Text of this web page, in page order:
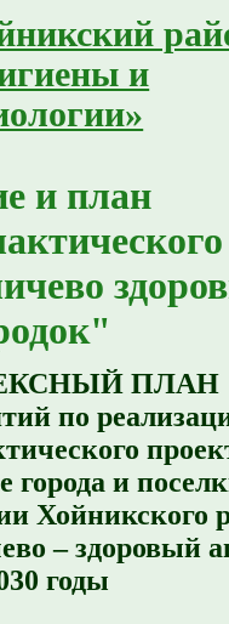
и
и план
ПЛАН
по
города и
Хойникского
– здоровый
годы